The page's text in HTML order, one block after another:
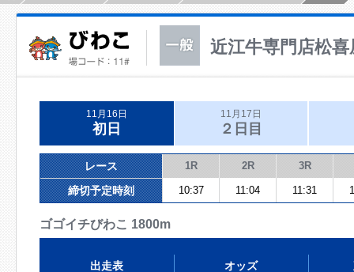
近江牛専門店松
11月16日
初日
11月17日
２日目
レース 1R 2R 3R
締切予定時刻 10:37 11:04 11:31
ゴゴイチびわこ 1800m
出走表 オッズ